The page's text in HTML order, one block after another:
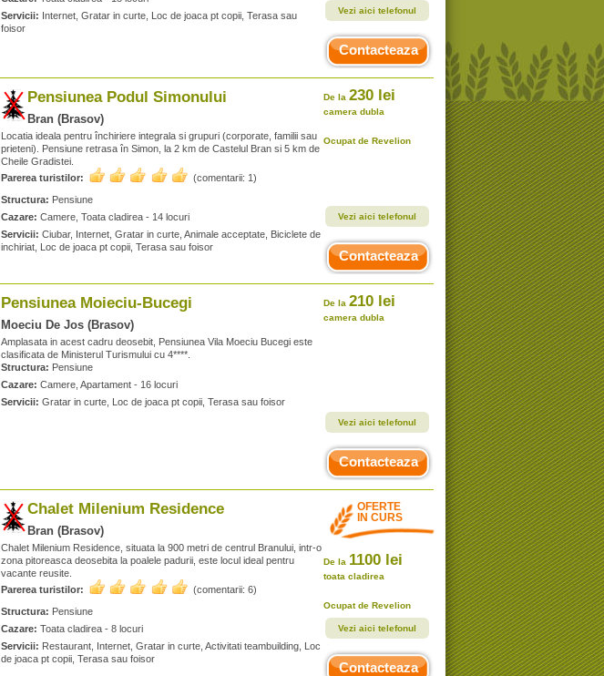
Servicii: Internet, Gratar in curte, Loc de joaca pt copii, Terasa sau
foisor
Vezi aici telefonul
Contacteaza
Pensiunea Podul Simonului
Bran (Brasov)
Locatia ideala pentru închiriere integrala si grupuri (corporate, familii sau
prieteni). Pensiune retrasa în Simon, la 2 km de Castelul Bran si 5 km de
Cheile Gradistei.
Parerea turistilor:
(comentarii: 1)
Structura: Pensiune
Cazare: Camere, Toata cladirea - 14 locuri
Servicii: Ciubar, Internet, Gratar in curte, Animale acceptate, Biciclete de
inchiriat, Loc de joaca pt copii, Terasa sau foisor
De la 230 lei
camera dubla
Ocupat de Revelion
Vezi aici telefonul
Contacteaza
Pensiunea Moieciu-Bucegi
Moeciu De Jos (Brasov)
Amplasata in acest cadru deosebit, Pensiunea Vila Moeciu Bucegi este
clasificata de Ministerul Turismului cu 4****.
Structura: Pensiune
Cazare: Camere, Apartament - 16 locuri
Servicii: Gratar in curte, Loc de joaca pt copii, Terasa sau foisor
De la 210 lei
camera dubla
Vezi aici telefonul
Contacteaza
Chalet Milenium Residence
Bran (Brasov)
Chalet Milenium Residence, situata la 900 metri de centrul Branului, intr-o
zona pitoreasca deosebita la poalele padurii, este locul ideal pentru
vacante reusite.
Parerea turistilor:
(comentarii: 6)
Structura: Pensiune
Cazare: Toata cladirea - 8 locuri
Servicii: Restaurant, Internet, Gratar in curte, Activitati teambuilding, Loc
de joaca pt copii, Terasa sau foisor
OFERTE
IN CURS
De la 1100 lei
toata cladirea
Ocupat de Revelion
Vezi aici telefonul
Contacteaza